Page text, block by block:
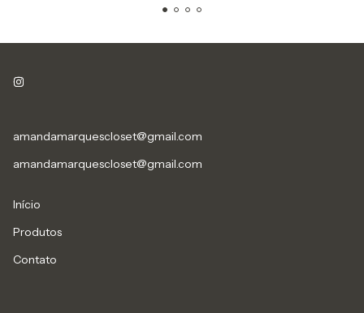
amandamarquescloset@gmail.com
amandamarquescloset@gmail.com
Início
Produtos
Contato